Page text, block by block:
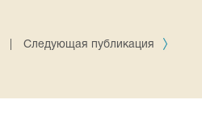
Следующая публикация